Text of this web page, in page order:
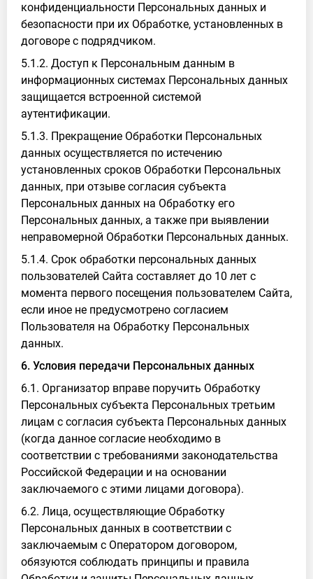
конфиденциальности Персональных данных и
безопасности при их Обработке, установленных в
договоре с подрядчиком.
5.1.2. Доступ к Персональным данным в
информационных системах Персональных данных
защищается встроенной системой
аутентификации.
5.1.3. Прекращение Обработки Персональных
данных осуществляется по истечению
установленных сроков Обработки Персональных
данных, при отзыве согласия субъекта
Персональных данных на Обработку его
Персональных данных, а также при выявлении
неправомерной Обработки Персональных данных.
5.1.4. Срок обработки персональных данных
пользователей Сайта составляет до 10 лет с
момента первого посещения пользователем Сайта,
если иное не предусмотрено согласием
Пользователя на Обработку Персональных
данных.
6. Условия передачи Персональных данных
6.1. Организатор вправе поручить Обработку
Персональных субъекта Персональных третьим
лицам с согласия субъекта Персональных данных
(когда данное согласие необходимо в
соответствии с требованиями законодательства
Российской Федерации и на основании
заключаемого с этими лицами договора).
6.2. Лица, осуществляющие Обработку
Персональных данных в соответствии с
заключаемым с Оператором договором,
обязуются соблюдать принципы и правила